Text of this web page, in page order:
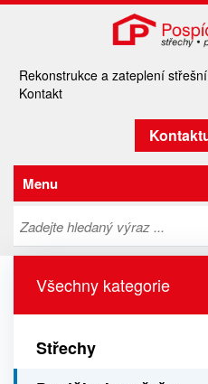
Rekonstrukce a zateplení
Kontakt
Menu
Všechny kategorie
Střechy